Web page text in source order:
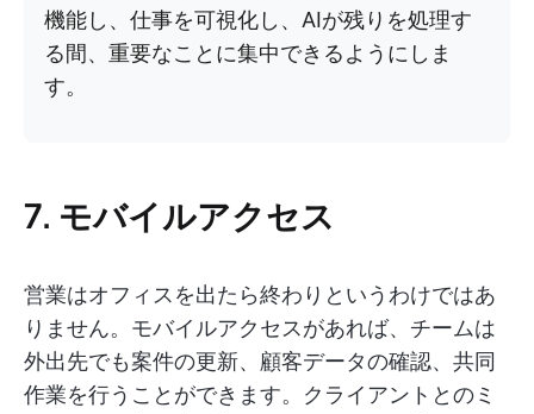
機能し、仕事を可視化し、AIが残りを処理す
る間、重要なことに集中できるようにしま
す。
7. モバイルアクセス
営業はオフィスを出たら終わりというわけではあ
りません。モバイルアクセスがあれば、チームは
外出先でも案件の更新、顧客データの確認、共同
作業を行うことができます。クライアントとのミ